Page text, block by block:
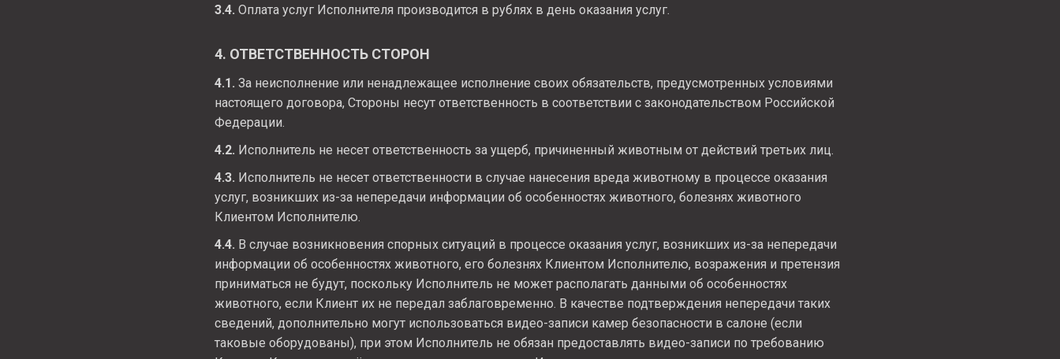
3.4. Оплата услуг Исполнителя производится в рублях в день оказания услуг.
4. ОТВЕТСТВЕННОСТЬ СТОРОН
4.1. За неисполнение или ненадлежащее исполнение своих обязательств, предусмотренных условиями
настоящего договора, Стороны несут ответственность в соответствии с законодательством Российской
Федерации.
4.2. Исполнитель не несет ответственность за ущерб, причиненный животным от действий третьих лиц.
4.3. Исполнитель не несет ответственности в случае нанесения вреда животному в процессе оказания
услуг, возникших из-за непередачи информации об особенностях животного, болезнях животного
Клиентом Исполнителю.
4.4. В случае возникновения спорных ситуаций в процессе оказания услуг, возникших из-за непередачи
информации об особенностях животного, его болезнях Клиентом Исполнителю, возражения и претензия
приниматься не будут, поскольку Исполнитель не может располагать данными об особенностях
животного, если Клиент их не передал заблаговременно. В качестве подтверждения непередачи таких
сведений, дополнительно могут использоваться видео-записи камер безопасности в салоне (если
таковые оборудованы), при этом Исполнитель не обязан предоставлять видео-записи по требованию